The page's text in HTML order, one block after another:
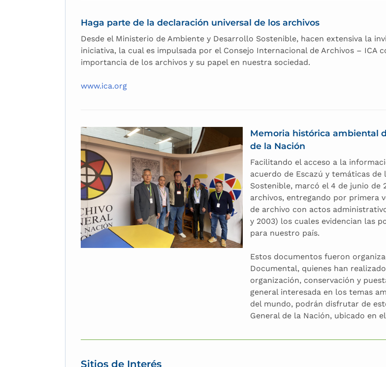
Haga parte de la declaración universal de los archivos
Desde el Ministerio de Ambiente y Desarrollo Sostenible, hacen extensiva la
iniciativa, la cual es impulsada por el Consejo Internacional de Archivos – ICA
importancia de los archivos y su papel en nuestra sociedad.
www.ica.org
Memoria histórica ambiental
de la Nación
Facilitando el acceso a la
acuerdo de Escazú y temáticas de
Sostenible, marcó el 4 de junio
archivos, entregando por primera
de archivo con actos
y 2003) los cuales evidencian las
para nuestro país.
Estos documentos fueron
Documental, quienes han
organización, conservación y
general interesada en los temas
del mundo, podrán disfrutar de
General de la Nación, ubicado en
Sitios de Interés